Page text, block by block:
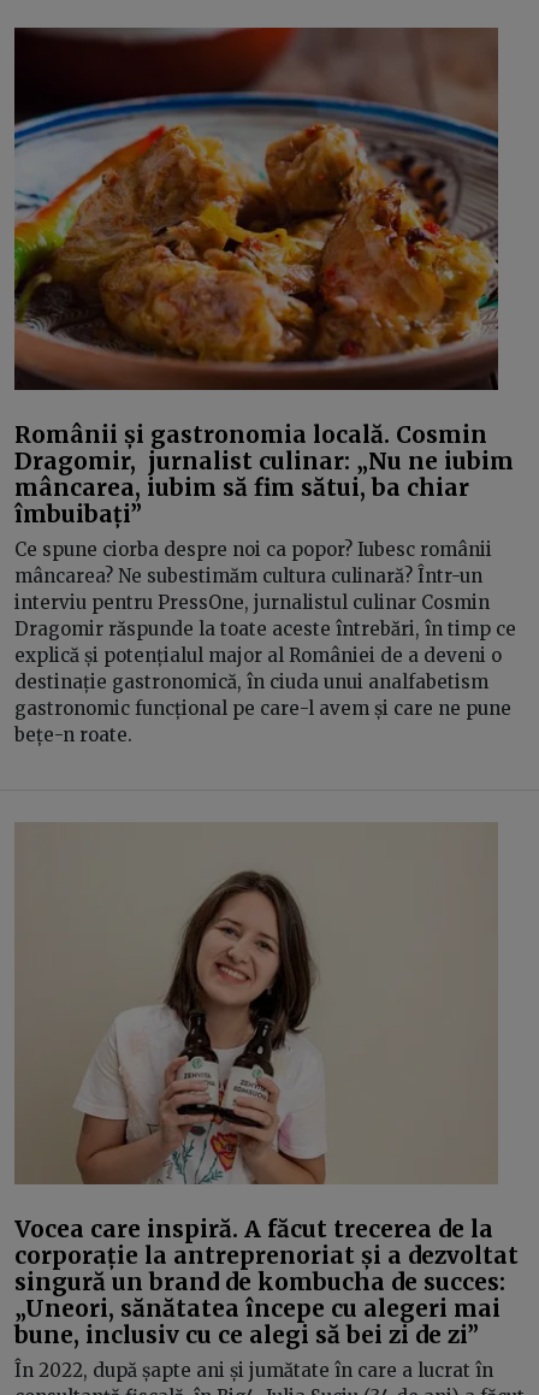
Românii și gastronomia locală. Cosmin
Dragomir, jurnalist culinar: „Nu ne iubim
mâncarea, iubim să fim sătui, ba chiar
îmbuibați”
Ce spune ciorba despre noi ca popor? Iubesc românii
mâncarea? Ne subestimăm cultura culinară? Într-un
interviu pentru PressOne, jurnalistul culinar Cosmin
Dragomir răspunde la toate aceste întrebări, în timp ce
explică și potențialul major al României de a deveni o
destinație gastronomică, în ciuda unui analfabetism
gastronomic funcțional pe care-l avem și care ne pune
bețe-n roate.
Vocea care inspiră. A făcut trecerea de la
corporație la antreprenoriat și a dezvoltat
singură un brand de kombucha de succes:
„Uneori, sănătatea începe cu alegeri mai
bune, inclusiv cu ce alegi să bei zi de zi”
În 2022, după șapte ani și jumătate în care a lucrat în